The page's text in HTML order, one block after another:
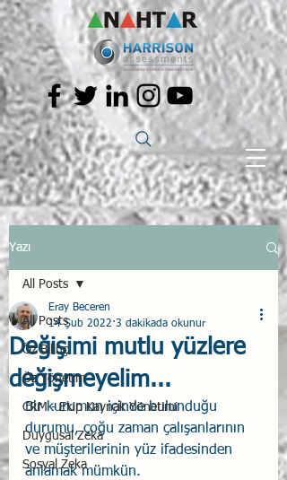
Yazı
All Posts
Öz Bilinç
Öz Yönetim
CRM - Ekip Kaynak Yönetimi
Duygusal Zeka
Sosyal Zeka
All Posts
Değişimi mutlu yüzlere
değişmeyelim...
Eray Beceren
14 Şub 2022 3 dakikada okunur
Bir kurumun içinde bulunduğu
durumu, çoğu zaman çalışanlarının
ve müşterilerinin yüz ifadesinden
anlamak mümkün.